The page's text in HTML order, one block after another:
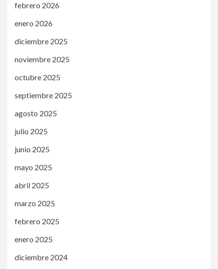
febrero 2026
enero 2026
diciembre 2025
noviembre 2025
octubre 2025
septiembre 2025
agosto 2025
julio 2025
junio 2025
mayo 2025
abril 2025
marzo 2025
febrero 2025
enero 2025
diciembre 2024